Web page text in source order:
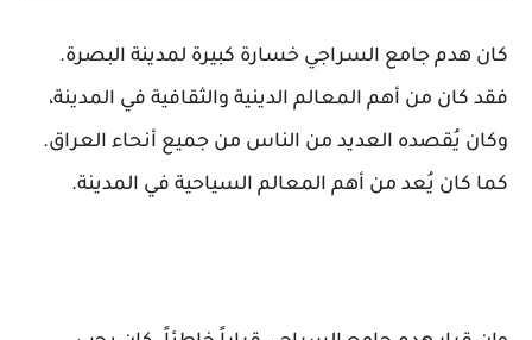
كان هدم جامع السراجي خسارة كبيرة لمدينة البصرة.
فقد كان من أهم المعالم الدينية والثقافية في المدينة،
وكان يُقصده العديد من الناس من جميع أنحاء العراق.
كما كان يُعد من أهم المعالم السياحية في المدينة.